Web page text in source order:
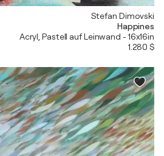
Stefan Dimovski
Happines
Acryl, Pastell auf Leinwand - 16x16in
1.280 $